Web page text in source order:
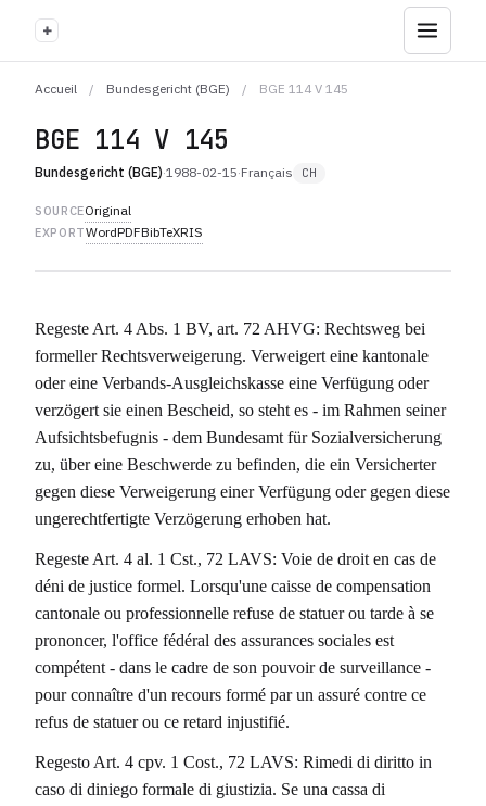
+
Accueil / Bundesgericht (BGE) / BGE 114 V 145
BGE 114 V 145
Bundesgericht (BGE)·1988-02-15·Français CH
SOURCEOriginal
EXPORTWordPDFBibTeXRIS
Regeste Art. 4 Abs. 1 BV, art. 72 AHVG: Rechtsweg bei
formeller Rechtsverweigerung. Verweigert eine kantonale
oder eine Verbands-Ausgleichskasse eine Verfügung oder
verzögert sie einen Bescheid, so steht es - im Rahmen seiner
Aufsichtsbefugnis - dem Bundesamt für Sozialversicherung
zu, über eine Beschwerde zu befinden, die ein Versicherter
gegen diese Verweigerung einer Verfügung oder gegen diese
ungerechtfertigte Verzögerung erhoben hat.
Regeste Art. 4 al. 1 Cst., 72 LAVS: Voie de droit en cas de
déni de justice formel. Lorsqu'une caisse de compensation
cantonale ou professionnelle refuse de statuer ou tarde à se
prononcer, l'office fédéral des assurances sociales est
compétent - dans le cadre de son pouvoir de surveillance -
pour connaître d'un recours formé par un assuré contre ce
refus de statuer ou ce retard injustifié.
Regesto Art. 4 cpv. 1 Cost., 72 LAVS: Rimedi di diritto in
caso di diniego formale di giustizia. Se una cassa di